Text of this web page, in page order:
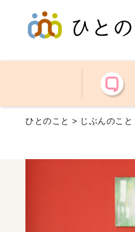
ひとのこと > じぶんのこと